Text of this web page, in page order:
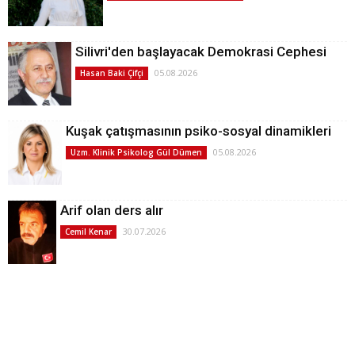
Silivri'den başlayacak Demokrasi Cephesi
Hasan Baki Çifçi 05.08.2026
Kuşak çatışmasının psiko-sosyal dinamikleri
Uzm. Klinik Psikolog Gül Dümen 05.08.2026
Arif olan ders alır
Cemil Kenar 30.07.2026